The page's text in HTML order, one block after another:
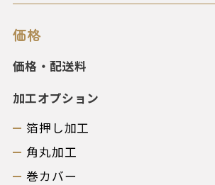
価格
価格・配送料
加工オプション
箔押し加工
角丸加工
巻カバー